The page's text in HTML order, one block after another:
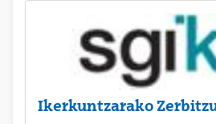
Ikerkuntzarako